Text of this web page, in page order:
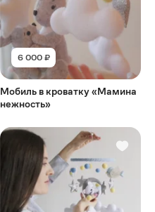
6 000 ₽
Мобиль в кроватку «Мамина
нежность»